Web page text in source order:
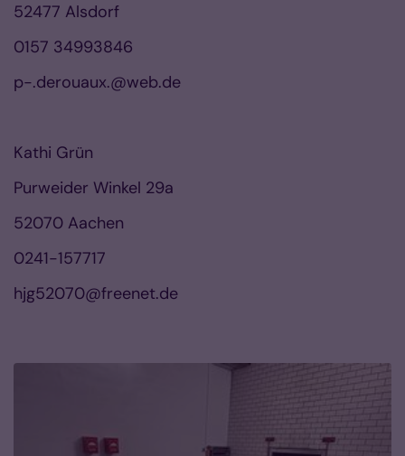
52477 Alsdorf
0157 34993846
p-.derouaux.@web.de
Kathi Grün
Purweider Winkel 29a
52070 Aachen
0241-157717
hjg52070@freenet.de